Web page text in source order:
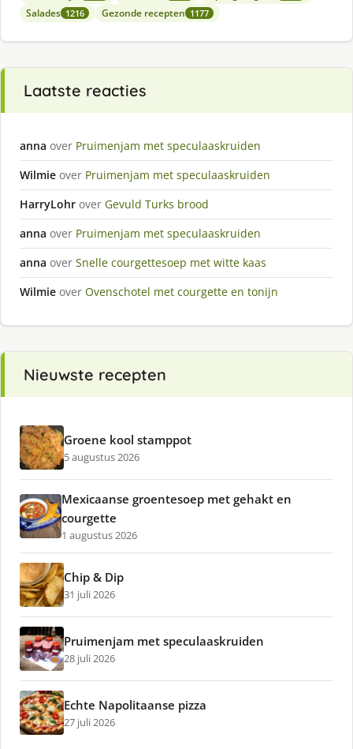
Salades 1216 Gezonde recepten 1177
Laatste reacties
anna over Pruimenjam met speculaaskruiden
Wilmie over Pruimenjam met speculaaskruiden
HarryLohr over Gevuld Turks brood
anna over Pruimenjam met speculaaskruiden
anna over Snelle courgettesoep met witte kaas
Wilmie over Ovenschotel met courgette en tonijn
Nieuwste recepten
Groene kool stamppot
5 augustus 2026
Mexicaanse groentesoep met gehakt en
courgette
1 augustus 2026
Chip & Dip
31 juli 2026
Pruimenjam met speculaaskruiden
28 juli 2026
Echte Napolitaanse pizza
27 juli 2026